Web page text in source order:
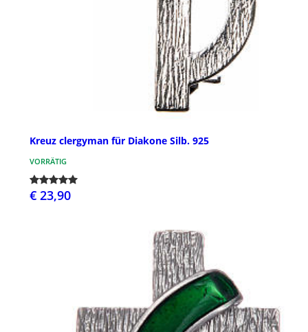
Kreuz clergyman für Diakone Silb. 925
VORRÄTIG
€ 23,90